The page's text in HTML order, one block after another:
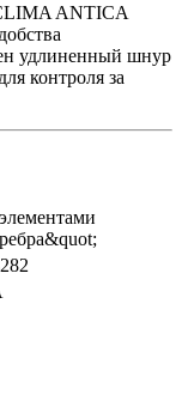
ANTICA
удлиненный шнур
контроля за